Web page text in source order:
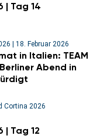
| Tag 14
18. Februar 2026
in Italien: TEAM
Abend in
Cortina 2026
| Tag 12